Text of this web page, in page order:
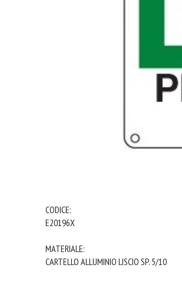
CODICE:
E20196X
MATERIALE:
CARTELLO ALLUMINIO LISCIO SP. 5/10